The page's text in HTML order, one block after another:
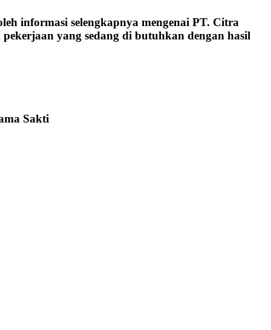
informasi selengkapnya mengenai PT. Citra
yang sedang di butuhkan dengan hasil
Sakti